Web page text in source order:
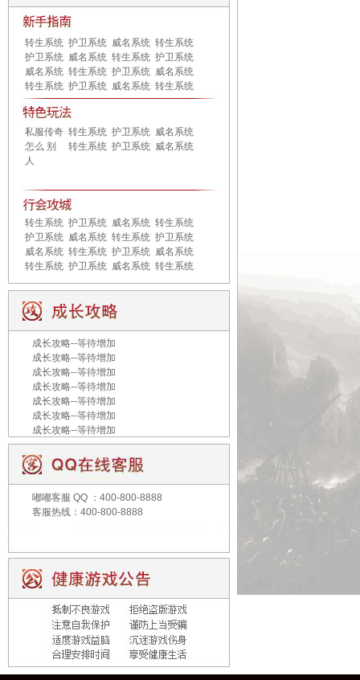
转生系统 护卫系统 威名系统 转生系统
护卫系统 威名系统 转生系统 护卫系统
威名系统 转生系统 护卫系统 威名系统
转生系统 护卫系统 威名系统 转生系统
私服传奇
怎么 别
人
转生系统 护卫系统 威名系统
转生系统 护卫系统 威名系统
转生系统 护卫系统 威名系统 转生系统
护卫系统 威名系统 转生系统 护卫系统
威名系统 转生系统 护卫系统 威名系统
转生系统 护卫系统 威名系统 转生系统
成长攻略--等待增加
成长攻略--等待增加
成长攻略--等待增加
成长攻略--等待增加
成长攻略--等待增加
成长攻略--等待增加
成长攻略--等待增加
嘟嘟客服 QQ ：400-800-8888
客服热线：400-800-8888